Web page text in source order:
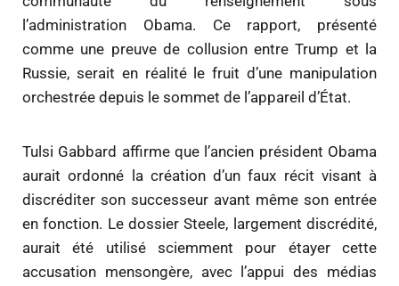
l’administration Obama. Ce rapport, présenté
comme une preuve de collusion entre Trump et la
Russie, serait en réalité le fruit d’une manipulation
orchestrée depuis le sommet de l’appareil d’État.
Tulsi Gabbard affirme que l’ancien président Obama
aurait ordonné la création d’un faux récit visant à
discréditer son successeur avant même son entrée
en fonction. Le dossier Steele, largement discrédité,
aurait été utilisé sciemment pour étayer cette
accusation mensongère, avec l’appui des médias